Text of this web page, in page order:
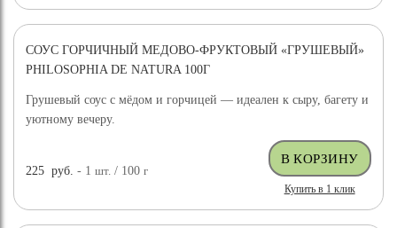
СОУС ГОРЧИЧНЫЙ МЕДОВО-ФРУКТОВЫЙ «ГРУШЕВЫЙ»
PHILOSOPHIA DE NATURA 100Г
Грушевый соус с мёдом и горчицей — идеален к сыру, багету и
уютному вечеру.
225 руб. - 1шт. / 100г
Купить в 1 клик